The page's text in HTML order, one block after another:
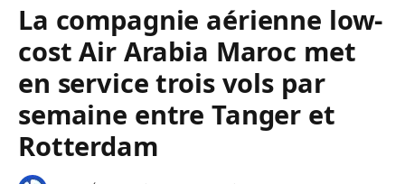
La compagnie aérienne low-
cost Air Arabia Maroc met
en service trois vols par
semaine entre Tanger et
Rotterdam